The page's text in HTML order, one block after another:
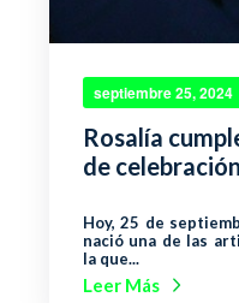
septiembre 25, 2024
Rosalía
de celebración
Hoy, 25 de
nació una de las
la que...
Leer Más